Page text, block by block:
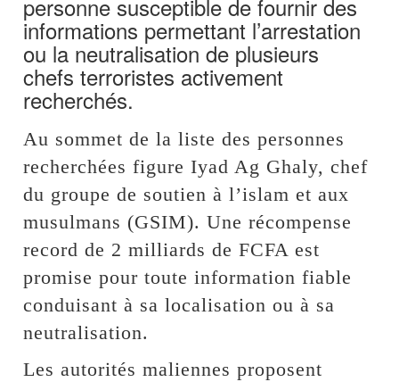
personne susceptible de fournir des
informations permettant l’arrestation
ou la neutralisation de plusieurs
chefs terroristes activement
recherchés.
Au sommet de la liste des personnes
recherchées figure Iyad Ag Ghaly, chef
du groupe de soutien à l’islam et aux
musulmans (GSIM). Une récompense
record de 2 milliards de FCFA est
promise pour toute information fiable
conduisant à sa localisation ou à sa
neutralisation.
Les autorités maliennes proposent